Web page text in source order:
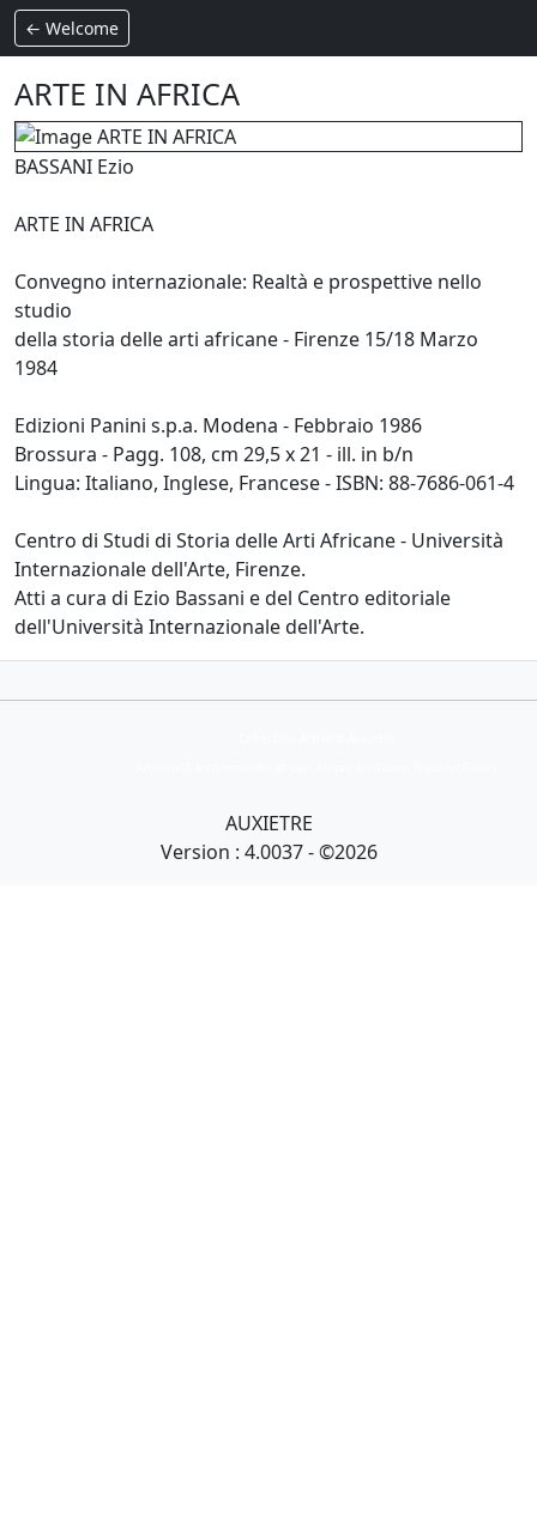
← Welcome
ARTE IN AFRICA
BASSANI Ezio
ARTE IN AFRICA
Convegno internazionale: Realtà e prospettive nello
studio
della storia delle arti africane - Firenze 15/18 Marzo
1984
Edizioni Panini s.p.a. Modena - Febbraio 1986
Brossura - Pagg. 108, cm 29,5 x 21 - ill. in b/n
Lingua: Italiano, Inglese, Francese - ISBN: 88-7686-061-4
Centro di Studi di Storia delle Arti Africane - Università
Internazionale dell'Arte, Firenze.
Atti a cura di Ezio Bassani e del Centro editoriale
dell'Università Internazionale dell'Arte.
AUXIETRE
Version : 4.0037 - ©2026